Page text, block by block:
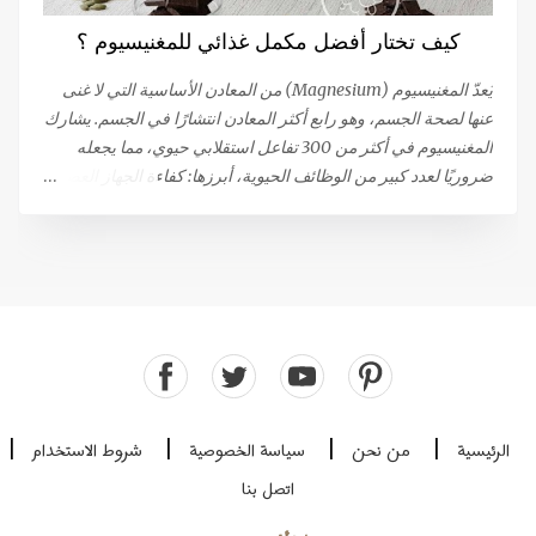
القذف لا يشعرون بالمتعة أثناء حدوثه. بينما تعترف النسبة المتبقية
(19 ٪) بشعورهم بالنشوة، (ولكنها أقل من تلك التي تحدث أثناء
الإتصال الجنسي المرغوب فيه)، أو تقلصات تحت الحوض التي تحدث
أثناء النشوة الجنسية. يمكن أن تؤدي...
كيف تختار أفضل مكمل غذائي للمغنيسيوم ؟
يُعدّ المغنيسيوم (Magnesium) من المعادن الأساسية التي لا غنى
عنها لصحة الجسم، وهو رابع أكثر المعادن انتشارًا في الجسم. يشارك
المغنيسيوم في أكثر من 300 تفاعل استقلابي حيوي، مما يجعله
ضروريًا لعدد كبير من الوظائف الحيوية، أبرزها: كفاءة الجهاز العصبي
حالات النقص فيه منتشرة على نطاق واسع، خاصة في ظل ظروف
الإجهاد والتوتر التي تزيد من استهلاكه. يُعتبر نقص المغنيسيوم سببًا
رئيسيًا للشعور بالإرهاق والتعب المزمن، مما يستدعي اللجوء إلى
المكملات الغذائية في كثير من الأحيان. معايير اختيار مكمل
المغنيسيوم: التركيز والامتصاص يوجد المغنيسيوم في صورة "أملاح"
الرئيسية من نحن سياسة الخصوصية شروط الاستخدام
اتصل بنا